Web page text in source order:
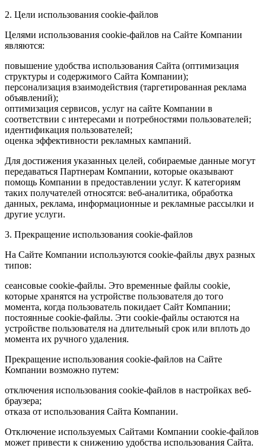
2. Цели использования cookie-файлов
Целями использования cookie-файлов на Сайте Компании
являются:
повышение удобства использования Сайта (оптимизация
структуры и содержимого Сайта Компании);
персонализация взаимодействия (таргетированная реклама
объявлений);
оптимизация сервисов, услуг на сайте Компании в
соответствии с интересами и потребностями пользователей;
идентификация пользователей;
оценка эффективности рекламных кампаний.
Для достижения указанных целей, собираемые данные могут
передаваться Партнерам Компании, которые оказывают
помощь Компании в предоставлении услуг. К категориям
таких получателей относятся: веб-аналитика, обработка
данных, реклама, информационные и рекламные рассылки и
другие услуги.
3. Прекращение использования cookie-файлов
На Сайте Компании используются cookie-файлы двух разных
типов:
сеансовые cookie-файлы. Это временные файлы cookie,
которые хранятся на устройстве пользователя до того
момента, когда пользователь покидает Сайт Компании;
постоянные cookie-файлы. Эти cookie-файлы остаются на
устройстве пользователя на длительный срок или вплоть до
момента их ручного удаления.
Прекращение использования cookie-файлов на Сайте
Компании возможно путем:
отключения использования cookie-файлов в настройках веб-
браузера;
отказа от использования Сайта Компании.
Отключение используемых Сайтами Компании cookie-файлов
может привести к снижению удобства использования Сайта.